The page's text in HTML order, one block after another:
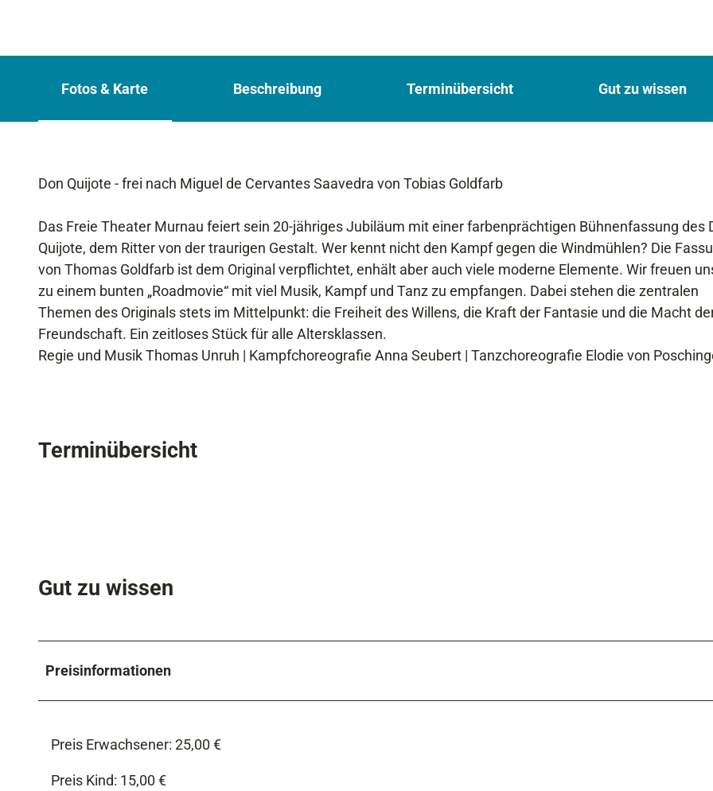
Fotos & Karte Beschreibung Terminübersicht Gut zu wissen
Don Quijote - frei nach Miguel de Cervantes Saavedra von Tobias Goldfarb
Das Freie Theater Murnau feiert sein 20-jähriges Jubiläum mit einer farbenprächtigen Bühnenfassung des
Quijote, dem Ritter von der traurigen Gestalt. Wer kennt nicht den Kampf gegen die Windmühlen? Die
von Thomas Goldfarb ist dem Original verpflichtet, enhält aber auch viele moderne Elemente. Wir freuen
zu einem bunten „Roadmovie“ mit viel Musik, Kampf und Tanz zu empfangen. Dabei stehen die zentralen
Themen des Originals stets im Mittelpunkt: die Freiheit des Willens, die Kraft der Fantasie und die Macht
Freundschaft. Ein zeitloses Stück für alle Altersklassen.
Regie und Musik Thomas Unruh | Kampfchoreografie Anna Seubert | Tanzchoreografie Elodie von
Terminübersicht
Gut zu wissen
Preisinformationen
Preis Erwachsener: 25,00 €
Preis Kind: 15,00 €